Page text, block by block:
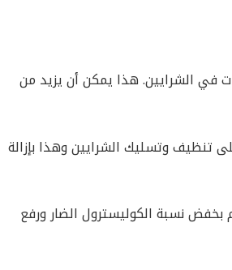
في الشرايين. هذا يمكن أن يزيد من
تنظيف وتسليك الشرايين وهذا بإزالة
بخفض نسبة الكوليسترول الضار ورفع